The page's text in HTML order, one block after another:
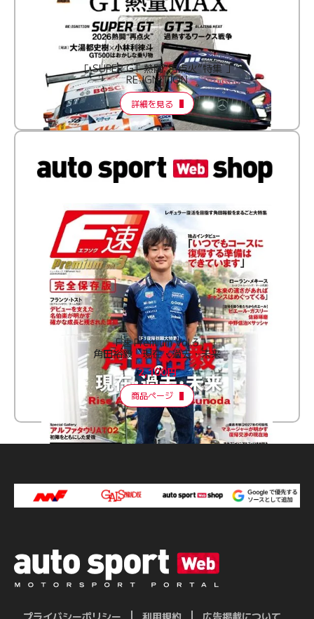
［ SUPER GT 熱闘“再点火”特集 ］
RE:IGNITION
詳細を見る
F速 Premium Vol.3
角田裕毅 現在・過去・未来
2,100円
商品ページ
プライバシーポリシー 利用規約 広告掲載について